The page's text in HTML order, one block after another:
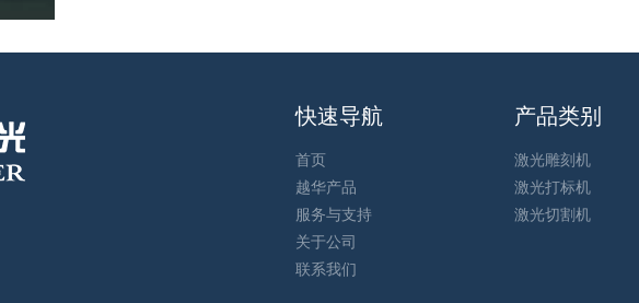
快速导航
首页
越华产品
服务与支持
关于公司
联系我们
产品类别
激光雕刻机
激光打标机
激光切割机